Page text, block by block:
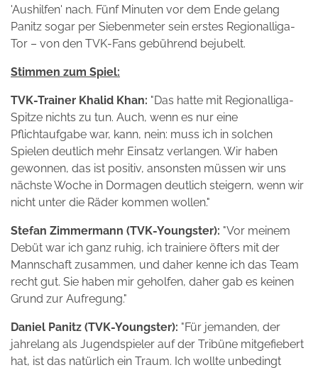
'Aushilfen' nach. Fünf Minuten vor dem Ende gelang
Panitz sogar per Siebenmeter sein erstes Regionalliga-
Tor – von den TVK-Fans gebührend bejubelt.
Stimmen zum Spiel:
TVK-Trainer Khalid Khan: "Das hatte mit Regionalliga-
Spitze nichts zu tun. Auch, wenn es nur eine
Pflichtaufgabe war, kann, nein: muss ich in solchen
Spielen deutlich mehr Einsatz verlangen. Wir haben
gewonnen, das ist positiv, ansonsten müssen wir uns
nächste Woche in Dormagen deutlich steigern, wenn wir
nicht unter die Räder kommen wollen."
Stefan Zimmermann (TVK-Youngster): "Vor meinem
Debüt war ich ganz ruhig, ich trainiere öfters mit der
Mannschaft zusammen, und daher kenne ich das Team
recht gut. Sie haben mir geholfen, daher gab es keinen
Grund zur Aufregung."
Daniel Panitz (TVK-Youngster): "Für jemanden, der
jahrelang als Jugendspieler auf der Tribüne mitgefiebert
hat, ist das natürlich ein Traum. Ich wollte unbedingt